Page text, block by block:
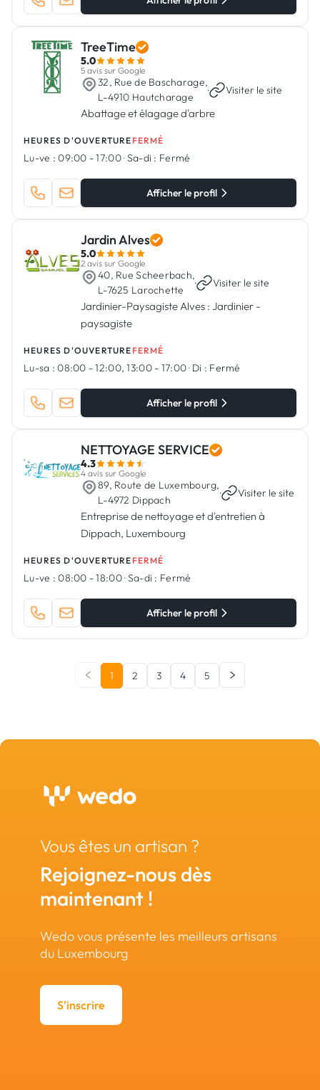
TreeTime
5.0
5 avis sur Google
32, Rue de Bascharage,
L-4910 Hautcharage
· Visiter le site
Abattage et élagage d'arbre
HEURES D'OUVERTURE FERMÉ
Lu-ve : 09:00 - 17:00·Sa-di : Fermé
Afficher le profil
Jardin Alves
5.0
2 avis sur Google
40, Rue Scheerbach,
L-7625 Larochette
· Visiter le site
Jardinier-Paysagiste Alves : Jardinier -
paysagiste
HEURES D'OUVERTURE FERMÉ
Lu-sa : 08:00 - 12:00, 13:00 - 17:00· Di : Fermé
Afficher le profil
NETTOYAGE SERVICE
4.3
4 avis sur Google
89, Route de Luxembourg,
L-4972 Dippach
· Visiter le site
Entreprise de nettoyage et d'entretien à
Dippach, Luxembourg
HEURES D'OUVERTURE FERMÉ
Lu-ve : 08:00 - 18:00·Sa-di : Fermé
Afficher le profil
1 2 3 4 5
Vous êtes un artisan ?
Rejoignez-nous dès
maintenant !
Wedo vous présente les meilleurs artisans
du Luxembourg
S'inscrire